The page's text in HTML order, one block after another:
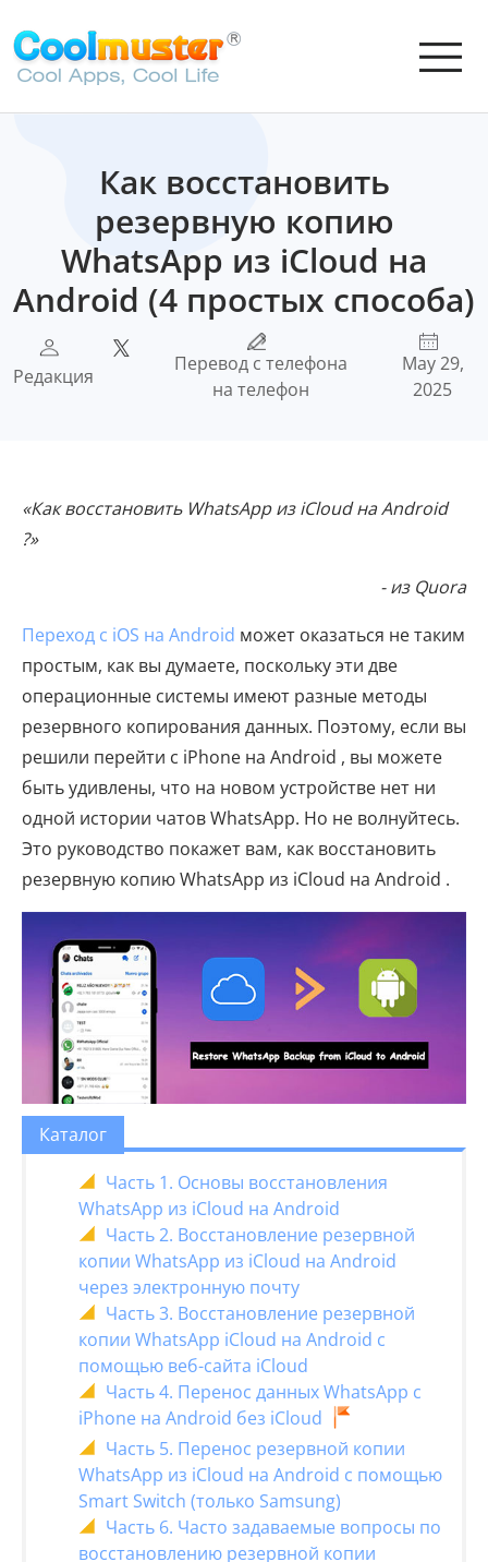
Как восстановить
резервную копию
WhatsApp из iCloud на
Android (4 простых способа)
Редакция
Перевод с телефона
на телефон
May 29,
2025
«Как восстановить WhatsApp из iCloud на Android
?»
- из Quora
Переход с iOS на Android может оказаться не таким
простым, как вы думаете, поскольку эти две
операционные системы имеют разные методы
резервного копирования данных. Поэтому, если вы
решили перейти с iPhone на Android , вы можете
быть удивлены, что на новом устройстве нет ни
одной истории чатов WhatsApp. Но не волнуйтесь.
Это руководство покажет вам, как восстановить
резервную копию WhatsApp из iCloud на Android .
Каталог
Часть 1. Основы восстановления
WhatsApp из iCloud на Android
Часть 2. Восстановление резервной
копии WhatsApp из iCloud на Android
через электронную почту
Часть 3. Восстановление резервной
копии WhatsApp iCloud на Android с
помощью веб-сайта iCloud
Часть 4. Перенос данных WhatsApp с
iPhone на Android без iCloud
Часть 5. Перенос резервной копии
WhatsApp из iCloud на Android с помощью
Smart Switch (только Samsung)
Часть 6. Часто задаваемые вопросы по
восстановлению резервной копии